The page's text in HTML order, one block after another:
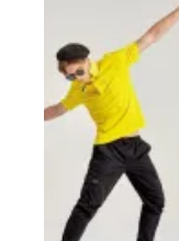
式。
可
產